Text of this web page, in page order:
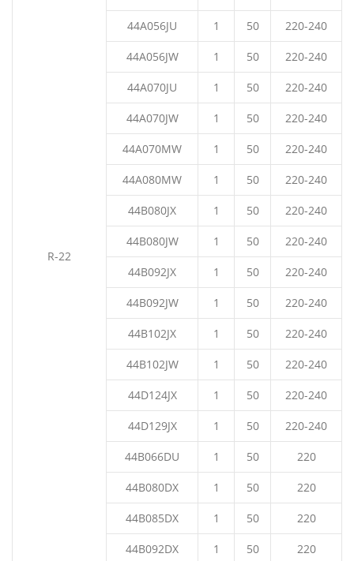
R-22
44A056JU 1 50 220-240
44A056JW 1 50 220-240
44A070JU 1 50 220-240
44A070JW 1 50 220-240
44A070MW 1 50 220-240
44A080MW 1 50 220-240
44B080JX 1 50 220-240
44B080JW 1 50 220-240
44B092JX 1 50 220-240
44B092JW 1 50 220-240
44B102JX 1 50 220-240
44B102JW 1 50 220-240
44D124JX 1 50 220-240
44D129JX 1 50 220-240
44B066DU 1 50 220
44B080DX 1 50 220
44B085DX 1 50 220
44B092DX 1 50 220